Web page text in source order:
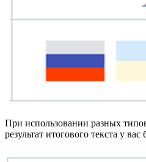
При использовании разных
результат итогового текста у вас